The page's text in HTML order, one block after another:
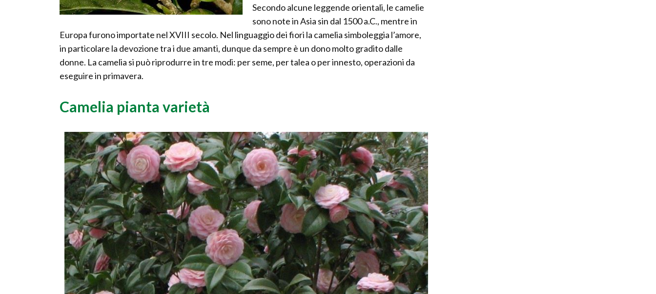
Secondo alcune leggende orientali, le camelie
sono note in Asia sin dal 1500 a.C., mentre in
Europa furono importate nel XVIII secolo. Nel linguaggio dei fiori la camelia simboleggia l’amore,
in particolare la devozione tra i due amanti, dunque da sempre è un dono molto gradito dalle
donne. La camelia si può riprodurre in tre modi: per seme, per talea o per innesto, operazioni da
eseguire in primavera.
Camelia pianta varietà